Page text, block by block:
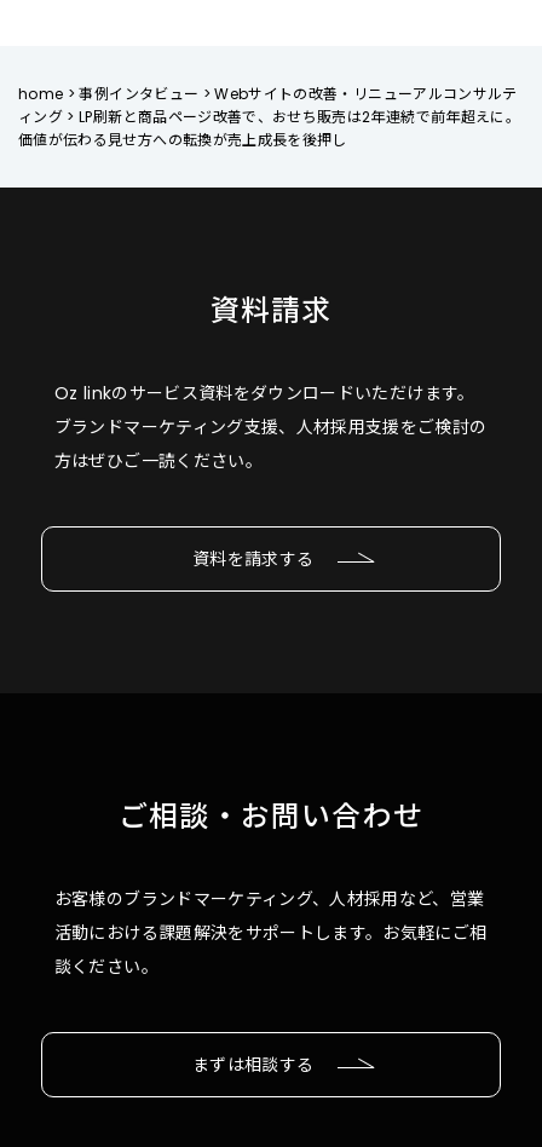
home >事例インタビュー >Webサイトの改善・リニューアルコンサルテ
ィング >LP刷新と商品ページ改善で、おせち販売は2年連続で前年超えに。
価値が伝わる見せ方への転換が売上成長を後押し
資料請求
Oz linkのサービス資料をダウンロードいただけます。
ブランドマーケティング支援、人材採用支援をご検討の
方はぜひご一読ください。
資料を請求する
ご相談・お問い合わせ
お客様のブランドマーケティング、人材採用など、営業
活動における課題解決をサポートします。お気軽にご相
談ください。
まずは相談する